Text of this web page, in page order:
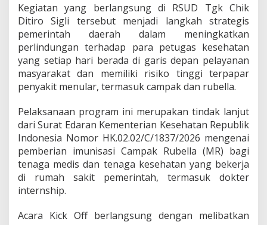
s
d
a
n
N
a
e
s
Kegiatan yang berlangsung di RSUD Tgk Chik
Ditiro Sigli tersebut menjadi langkah strategis
pemerintah daerah dalam meningkatkan
perlindungan terhadap para petugas kesehatan
yang setiap hari berada di garis depan pelayanan
masyarakat dan memiliki risiko tinggi terpapar
penyakit menular, termasuk campak dan rubella.
Pelaksanaan program ini merupakan tindak lanjut
dari Surat Edaran Kementerian Kesehatan Republik
Indonesia Nomor HK.02.02/C/1837/2026 mengenai
pemberian imunisasi Campak Rubella (MR) bagi
tenaga medis dan tenaga kesehatan yang bekerja
di rumah sakit pemerintah, termasuk dokter
internship.
Acara Kick Off berlangsung dengan melibatkan